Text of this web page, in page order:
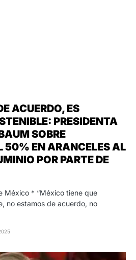
ACUERDO, ES
PRESIDENTA
SOBRE
50% EN ARANCELES AL
POR PARTE DE
México * “México tiene que
no estamos de acuerdo, no